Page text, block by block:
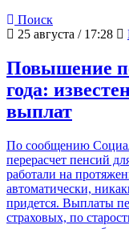
Поиск
25 августа / 17:28
Повышение
года:
выплат
По сообщению
перерасчет пенсий
работали на
автоматически,
придется. Выплаты
страховых, по